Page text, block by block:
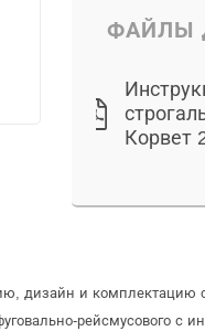
ФАЙЛЫ
Корвет
дизайн и комплектацию
рейсмусового с